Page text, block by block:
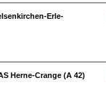
Erle-
Herne-Crange (A 42)